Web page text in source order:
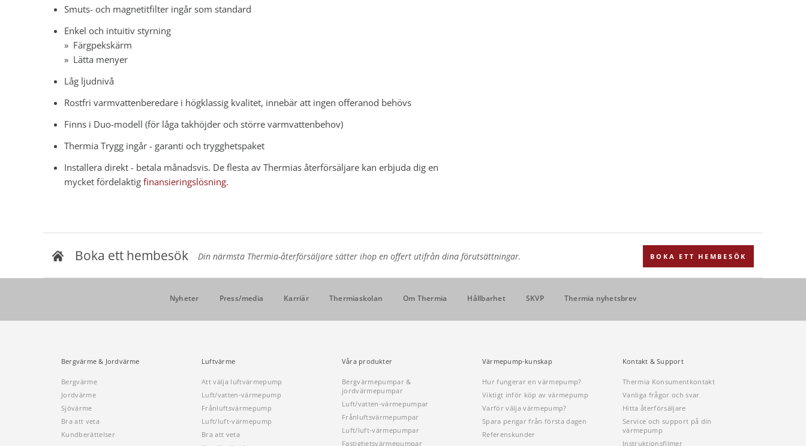
Smuts- och magnetitfilter ingår som standard
Enkel och intuitiv styrning
Färgpekskärm
Lätta menyer
Låg ljudnivå
Rostfri varmvattenberedare i högklassig kvalitet, innebär att ingen offeranod behövs
Finns i Duo-modell (för låga takhöjder och större varmvattenbehov)
Thermia Trygg ingår - garanti och trygghetspaket
Installera direkt - betala månadsvis. De flesta av Thermias återförsäljare kan erbjuda dig en
mycket fördelaktig finansieringslösning.
Boka ett hembesök Din närmsta Thermia-återförsäljare sätter ihop en offert utifrån dina förutsättningar. BOKA ETT HEMBESÖK
Nyheter Press/media Karriär Thermiaskolan Om Thermia Hållbarhet SKVP Thermia nyhetsbrev
Bergvärme & Jordvärme
Bergvärme
Jordvärme
Sjövärme
Bra att veta
Kundberättelser
Luftvärme
Att välja luftvärmepump
Luft/vatten-värmepump
Frånluftsvärmepump
Luft/luft-värmepump
Bra att veta
Våra produkter
Bergvärmepumpar &
jordvärmepumpar
Luft/vatten-värmepumpar
Frånluftsvärmepumpar
Luft/luft-värmepumpar
Fastighetsvärmepumpar
Värmepump-kunskap
Hur fungerar en värmepump?
Viktigt inför köp av värmepump
Varför välja värmepump?
Spara pengar från första dagen
Referenskunder
Kontakt & Support
Thermia Konsumentkontakt
Vanliga frågor och svar
Hitta återförsäljare
Service och support på din
värmepump
Instruktionsfilmer